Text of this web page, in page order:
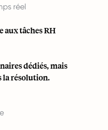
réel
aux tâches RH
dédiés, mais
la résolution.